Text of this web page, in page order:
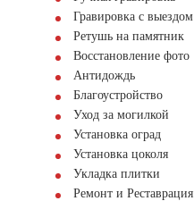
Гравировка с выездом
Ретушь на памятник
Восстановление фото
Антидождь
Благоустройство
Уход за могилкой
Установка оград
Установка цоколя
Укладка плитки
Ремонт и Реставрация